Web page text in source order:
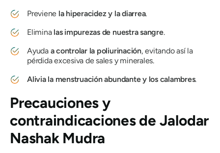
Previene la hiperacidez y la diarrea.
Elimina las impurezas de nuestra sangre.
Ayuda a controlar la poliurinación, evitando así la
pérdida excesiva de sales y minerales.
Alivia la menstruación abundante y los calambres.
Precauciones y
contraindicaciones de Jalodar
Nashak Mudra